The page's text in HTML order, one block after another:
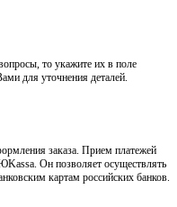
то укажите их в поле
для уточнения деталей.
заказа. Прием платежей
Он позволяет осуществлять
картам российских банков.